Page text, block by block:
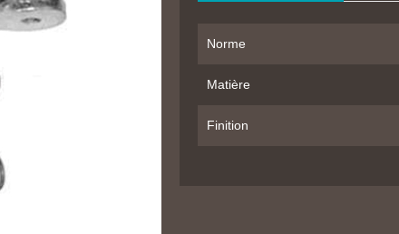
Norme
Matière
Finition